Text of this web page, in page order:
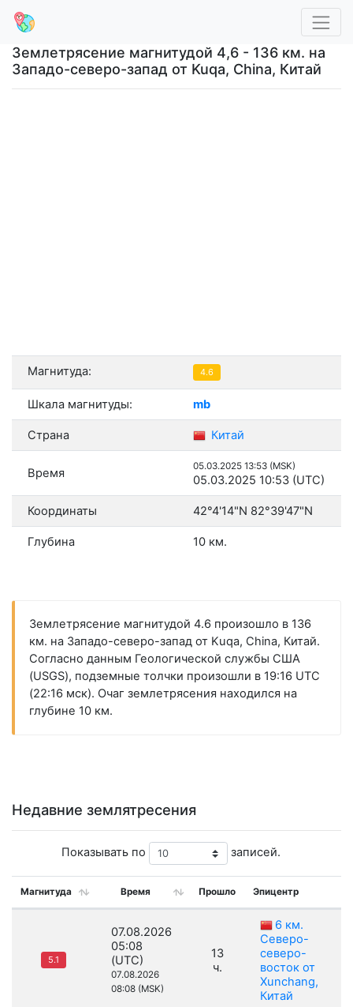
Землетрясение магнитудой 4,6 - 136 км. на
Западо-северо-запад от Kuqa, China, Китай
Магнитуда: 4.6
Шкала магнитуды: mb
Страна Китай
Время 05.03.2025 13:53 (MSK)
05.03.2025 10:53 (UTC)
Координаты 42°4'14"N 82°39'47"N
Глубина 10 км.
Землетрясение магнитудой 4.6 произошло в 136
км. на Западо-северо-запад от Kuqa, China, Китай.
Согласно данным Геологической службы США
(USGS), подземные толчки произошли в 19:16 UTC
(22:16 мск). Очаг землетрясения находился на
глубине 10 км.
Недавние землятресения
Показывать по записей.
Магнитуда Время Прошло Эпицентр
5.1
07.08.2026
05:08
(UTC)
07.08.2026
08:08 (MSK)
13
ч.
6 км.
Северо-
северо-
восток от
Xunchang,
Китай